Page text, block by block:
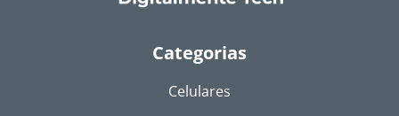
Categorias
Celulares